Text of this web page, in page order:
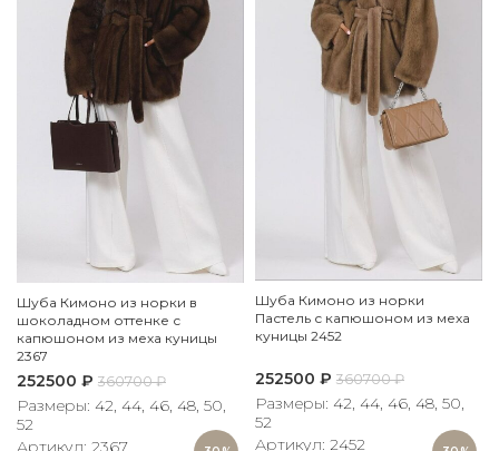
Шуба Кимоно из норки в
шоколадном оттенке с
капюшоном из меха куницы
2367
252500 ₽ 360700₽
Размеры: 42, 44, 46, 48, 50,
52
Артикул: 2367
Шуба Кимоно из норки
Пастель с капюшоном из меха
куницы 2452
252500 ₽ 360700₽
Размеры: 42, 44, 46, 48, 50,
52
Артикул: 2452